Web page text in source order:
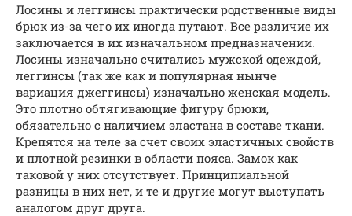
Лосины и леггинсы практически родственные виды
брюк из-за чего их иногда путают. Все различие их
заключается в их изначальном предназначении.
Лосины изначально считались мужской одеждой,
леггинсы (так же как и популярная нынче
вариация джеггинсы) изначально женская модель.
Это плотно обтягивающие фигуру брюки,
обязательно с наличием эластана в составе ткани.
Крепятся на теле за счет своих эластичных свойств
и плотной резинки в области пояса. Замок как
таковой у них отсутствует. Принципиальной
разницы в них нет, и те и другие могут выступать
аналогом друг друга.